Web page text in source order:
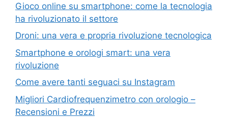
Gioco online su smartphone: come la tecnologia
ha rivoluzionato il settore
Droni: una vera e propria rivoluzione tecnologica
Smartphone e orologi smart: una vera
rivoluzione
Come avere tanti seguaci su Instagram
Migliori Cardiofrequenzimetro con orologio –
Recensioni e Prezzi